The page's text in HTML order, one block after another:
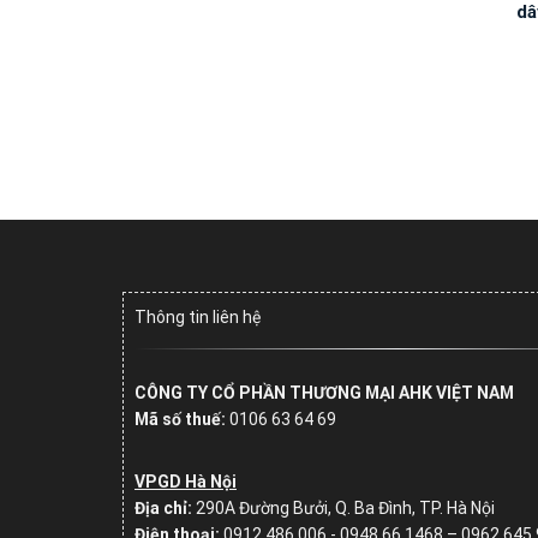
Thông tin liên hệ
CÔNG TY CỔ PHẦN THƯƠNG MẠI AHK VIỆT NAM
Mã số thuế: 0106 63 64 69
VPGD Hà Nội
Địa chỉ: 290A Đường Bưởi, Q. Ba Đình, TP. Hà Nội
Điện thoại: 0912 486 006 - 0948 66 1468 –